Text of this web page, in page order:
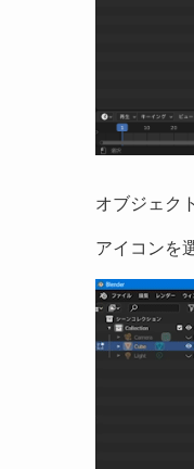
オブジェク
アイコンを